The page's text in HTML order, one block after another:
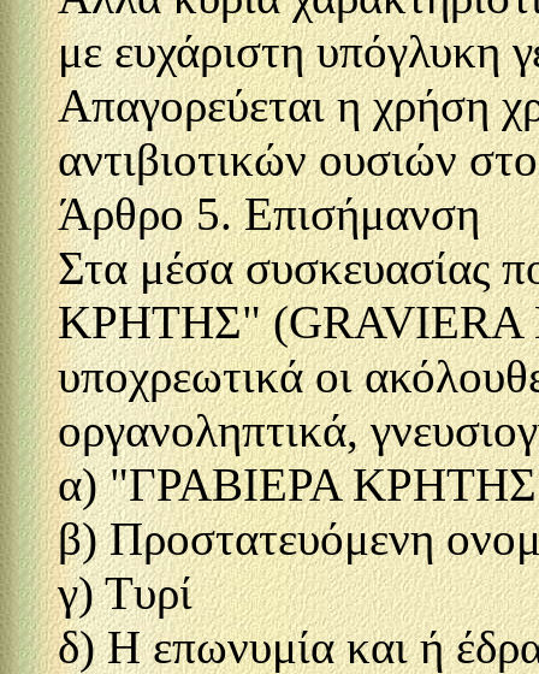
με ευχάριστη υπόγλυκη
Απαγορεύεται η χρήση
αντιβιοτικών ουσιών
Άρθρο 5. Επισήμανση
Στα μέσα συσκευασίας
ΚΡΗΤΗΣ" (GRAVIERA
υποχρεωτικά οι
οργανοληπτικά,
α) "ΓΡΑΒΙΕΡΑ
β) Προστατευόμενη
γ) Τυρί
δ) Η επωνυμία και ή